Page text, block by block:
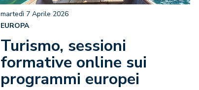
Turismo, sessioni
formative online sui
programmi europei
martedì 7 Aprile 2026
EUROPA